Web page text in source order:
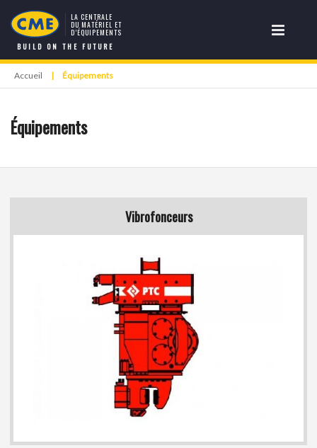
LA CENTRALE
DU MATÉRIEL ET
D’ÉQUIPEMENTS
BUILD ON THE FUTURE
Accueil | Équipements
Équipements
Vibrofonceurs